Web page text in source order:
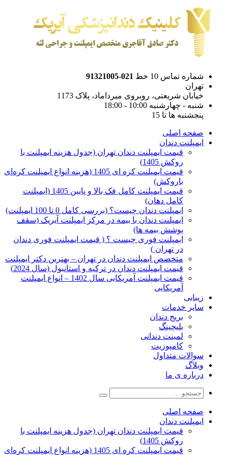
شماره تماس 10 خط
021-91321005
تهران
خیابان شریعتی، روبروی میرداماد، پلاک 1173
شنبه - چهارشنبه 10:00 - 18:00
پنجشنبه ها تا 15
صفحه اصلی
ایمپلنت دندان
قیمت ایمپلنت دندان تهران (جدول هزینه ایمپلنت با
روکش 1405)
قیمت ایمپلنت کره ای‌ 1405 (هزینه انواع ایمپلنت کره‌ای
با‌روکش)
قیمت ایمپلنت کامل فک بالا و پایین 1405 (ایمپلنت
کامل دهان)
ایمپلنت دندان چیست؟ (بررسی کامل 0 تا 100 ایمپلنت)
ایمپلنت دندان با بیمه در مرکز ایمپلنت آیریک (سقف
پوشش بیمه ها)
ایمپلنت فوری چیست ؟ ( قیمت ایمپلنت فوری دندان
در تهران )
متخصص ایمپلنت دندان در تهران – بهترین دکتر ایمپلنت
قیمت ایمپلنت دندان در ترکیه و استانبول (سال 2024)
قیمت ایمپلنت آمریکایی سال 1402 – انواع ایمپلنت
آمریکایی
زیبایی
سایر خدمات
بریج دندان
بلیچینگ
لمینت دندانی
کامپوزیت
سوالات متداول
وبلاگ
درباره ی ما
صفحه اصلی
ایمپلنت دندان
قیمت ایمپلنت دندان تهران (جدول هزینه ایمپلنت با
روکش 1405)
قیمت ایمپلنت کره ای‌ 1405 (هزینه انواع ایمپلنت کره‌ای